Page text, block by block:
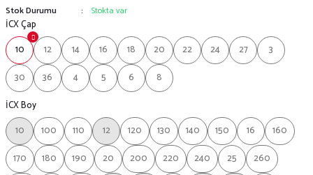
Stok Durumu
Stokta var
İCX Çap
10
12 14 16 18 20 22 24 27
3
30
36 4 5 6
8
İCX Boy
10
100 110 12 120 130 140 150 16
160
170
180 190 20 200 220 240 25
260